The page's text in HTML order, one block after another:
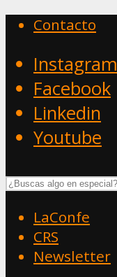
Contacto
Instagram
Facebook
Linkedin
Youtube
LaConfe
CRS
Newsletter